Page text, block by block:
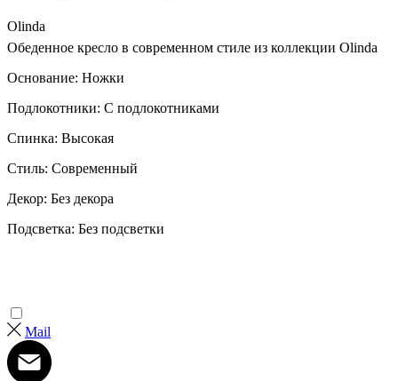
Olinda
Обеденное кресло в современном стиле из коллекции Olinda
Основание: Ножки
Подлокотники: С подлокотниками
Спинка: Высокая
Стиль: Современный
Декор: Без декора
Подсветка: Без подсветки
Mail